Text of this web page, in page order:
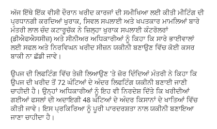
ਅੱਜ ਇੱਥੇ ਇੱਕ ਵੀਸੀ ਦੌਰਾਨ ਖਰੀਦ ਕਾਰਜਾਂ ਦੀ ਸਮੀਖਿਆ ਲਈ ਕੀਤੀ ਮੀਟਿੰਗ ਦੀ
ਪ੍ਰਧਾਨਗੀ ਕਰਦਿਆਂ ਖੁਰਾਕ, ਸਿਵਲ ਸਪਲਾਈ ਅਤੇ ਖਪਤਕਾਰ ਮਾਮਲਿਆਂ ਬਾਰੇ
ਮੰਤਰੀ ਲਾਲ ਚੰਦ ਕਟਾਰੂਚੱਕ ਨੇ ਜ਼ਿਲ੍ਹਾ ਖੁਰਾਕ ਸਪਲਾਈ ਕੰਟਰੋਲਰਾਂ
(ਡੀਐਫਐਸਸੀਜ਼) ਅਤੇ ਸੀਨੀਅਰ ਅਧਿਕਾਰੀਆਂ ਨੂੰ ਕਿਹਾ ਕਿ ਸਾਰੇ ਭਾਈਵਾਲਾਂ
ਲਈ ਸਫਲ ਅਤੇ ਨਿਰਵਿਘਨ ਖਰੀਦ ਸੀਜ਼ਨ ਯਕੀਨੀ ਬਣਾਉਣ ਵਿੱਚ ਕੋਈ ਕਸਰ
ਬਾਕੀ ਨਾ ਛੱਡੀ ਜਾਵੇ।
ਉਪਜ ਦੀ ਲਿਫਟਿੰਗ ਵਿੱਚ ਤੇਜ਼ੀ ਲਿਆਉਣ 'ਤੇ ਜ਼ੋਰ ਦਿੰਦਿਆਂ ਮੰਤਰੀ ਨੇ ਕਿਹਾ ਕਿ
ਉਪਜ ਦੀ ਖਰੀਦ ਤੋਂ 72 ਘੰਟਿਆਂ ਦੇ ਅੰਦਰ ਲਿਫਟਿੰਗ ਯਕੀਨੀ ਬਣਾਈ ਜਾਣੀ
ਚਾਹੀਦੀ ਹੈ। ਉਨ੍ਹਾਂ ਅਧਿਕਾਰੀਆਂ ਨੂੰ ਇਹ ਵੀ ਨਿਰਦੇਸ਼ ਦਿੱਤੇ ਕਿ ਖਰੀਦੀਆਂ
ਗਈਆਂ ਫਸਲਾਂ ਦੀ ਅਦਾਇਗੀ 48 ਘੰਟਿਆਂ ਦੇ ਅੰਦਰ ਕਿਸਾਨਾਂ ਦੇ ਖਾਤਿਆਂ ਵਿੱਚ
ਕੀਤੀ ਜਾਵੇ। ਇਸ ਪ੍ਰਕਿਰਿਆ ਨੂੰ ਪੂਰੀ ਪਾਰਦਰਸ਼ਤਾ ਨਾਲ ਯਕੀਨੀ ਬਣਾਇਆ
ਜਾਣਾ ਚਾਹੀਦਾ ਹੈ।